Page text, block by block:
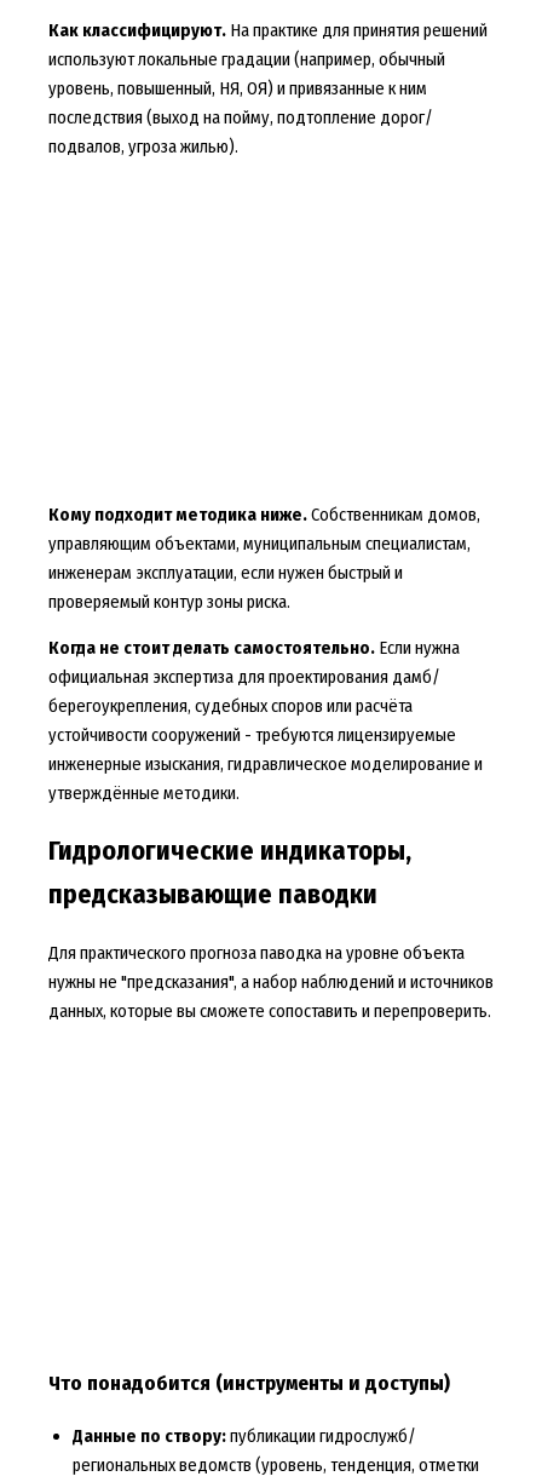
Как классифицируют.На практике для принятия решений
используют локальные градации (например, обычный
уровень, повышенный, НЯ, ОЯ) и привязанные к ним
последствия (выход на пойму, подтопление дорог/
подвалов, угроза жилью).
Кому подходит методика ниже.Собственникам домов,
управляющим объектами, муниципальным специалистам,
инженерам эксплуатации, если нужен быстрый и
проверяемый контур зоны риска.
Когда не стоит делать самостоятельно.Если нужна
официальная экспертиза для проектирования дамб/
берегоукрепления, судебных споров или расчёта
устойчивости сооружений - требуются лицензируемые
инженерные изыскания, гидравлическое моделирование и
утверждённые методики.
Гидрологические индикаторы,
предсказывающие паводки
Для практического прогноза паводка на уровне объекта
нужны не "предсказания", а набор наблюдений и источников
данных, которые вы сможете сопоставить и перепроверить.
Что понадобится (инструменты и доступы)
Данные по створу:публикации гидрослужб/
региональных ведомств (уровень, тенденция, отметки